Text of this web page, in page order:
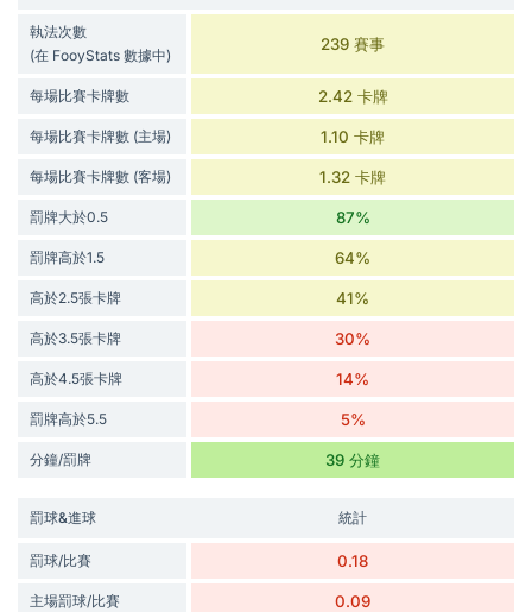
執法次數
(在 FooyStats 數據中)
239 賽事
每場比賽卡牌數 2.42 卡牌
每場比賽卡牌數 (主場) 1.10 卡牌
每場比賽卡牌數 (客場) 1.32 卡牌
罰牌大於0.5 87%
罰牌高於1.5 64%
高於2.5張卡牌 41%
高於3.5張卡牌 30%
高於4.5張卡牌 14%
罰牌高於5.5 5%
分鐘/罰牌 39 分鐘
罰球&進球 統計
罰球/比賽 0.18
主場罰球/比賽 0.09